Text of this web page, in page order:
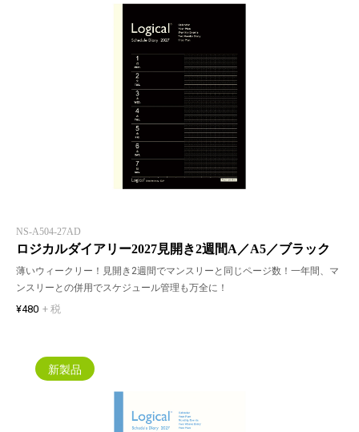
NS-A504-27AD
ロジカルダイアリー2027見開き2週間A／A5／ブラック
薄いウィークリー！見開き2週間でマンスリーと同じページ数！一年間、マ
ンスリーとの併用でスケジュール管理も万全に！
¥480 + 税
新製品